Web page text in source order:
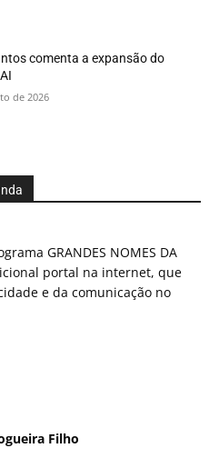
comenta a expansão do
de 2026
GRANDES NOMES DA
portal na internet, que
e da comunicação no
Filho